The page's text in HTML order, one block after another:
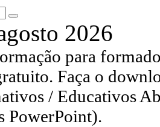
2026
para
Faça o
/ Educativos
PowerPoint).